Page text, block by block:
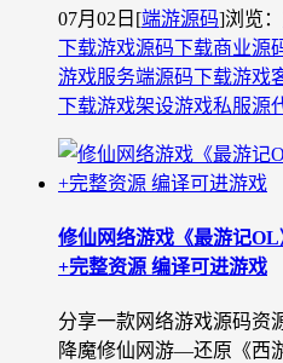
07月02日 [端游源码]浏览：
下载游戏源码下载商业源
游戏服务端源码下载游戏
下载游戏架设游戏私服源
修仙网络游戏《最游记
+完整资源 编译可进游戏
分享一款网络游戏源码资
降魔修仙网游—还原《西